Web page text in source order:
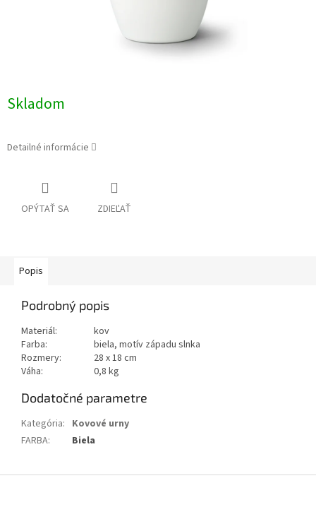
Skladom
Detailné informácie
OPÝTAŤ SA ZDIEĽAŤ
Popis
Podrobný popis
Materiál:
kov
Farba:
biela, motív západu slnka
Rozmery:
28 x 18 cm
Váha:
0,8 kg
Dodatočné parametre
Kategória: Kovové urny
FARBA: Biela